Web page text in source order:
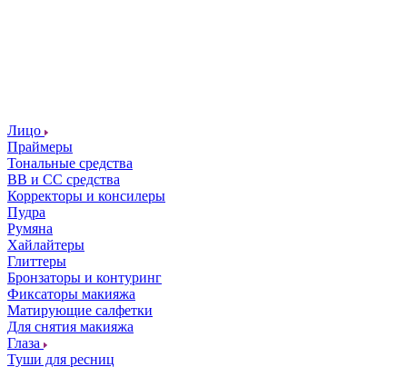
Лицо
Праймеры
Тональные средства
ВВ и СС средства
Корректоры и консилеры
Пудра
Румяна
Хайлайтеры
Глиттеры
Бронзаторы и контуринг
Фиксаторы макияжа
Матирующие салфетки
Для снятия макияжа
Глаза
Туши для ресниц